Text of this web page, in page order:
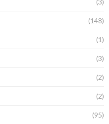
(3)
(148)
(1)
(3)
(2)
(2)
(95)